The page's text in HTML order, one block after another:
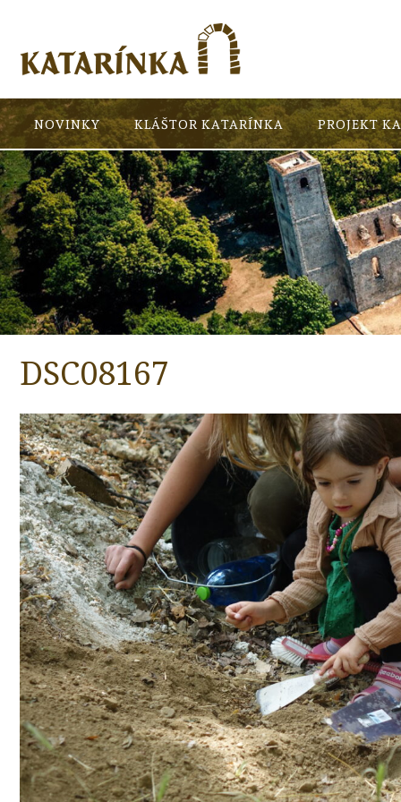
NOVINKY KLÁŠTOR KATARÍNKA PROJEKT
DSC08167